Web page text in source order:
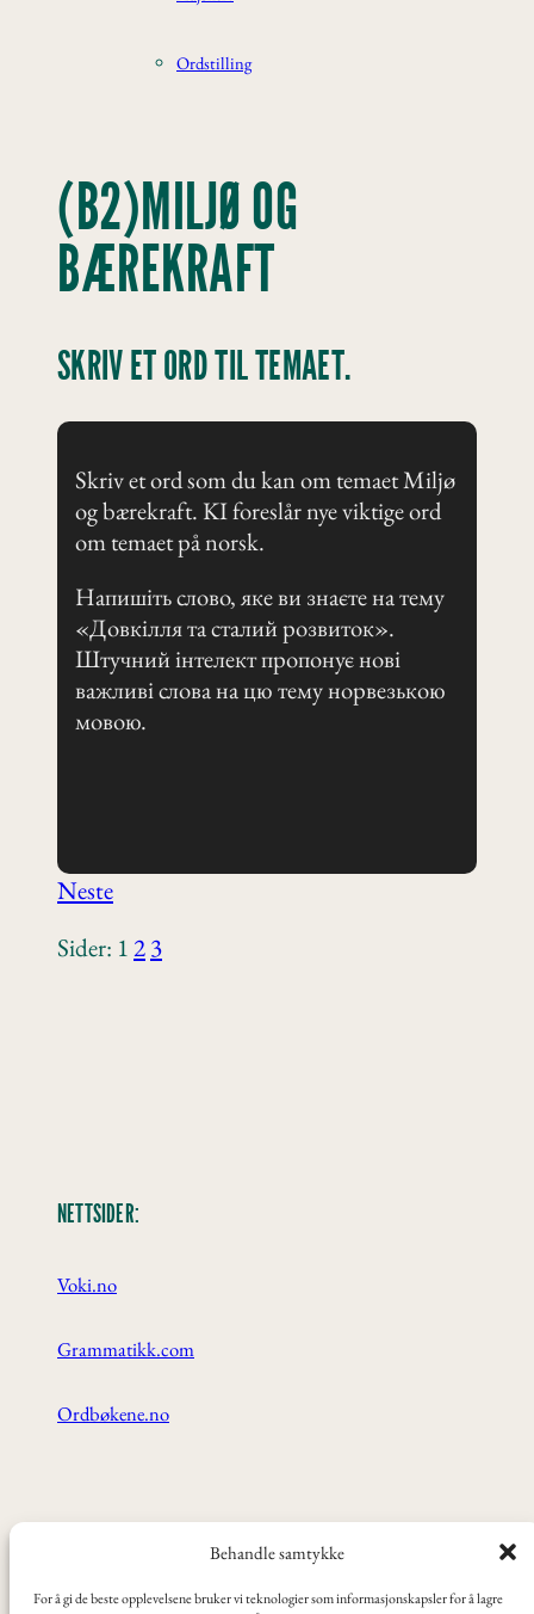
Behandle samtykke
For å gi de beste opplevelsene bruker vi teknologier som informasjonskapsler for å lagre
Ordstilling
(B2)MILJØ OG
BÆREKRAFT
SKRIV ET ORD TIL TEMAET.
Skriv et ord som du kan om temaet Miljø
og bærekraft. KI foreslår nye viktige ord
om temaet på norsk.
Напишіть слово, яке ви знаєте на тему
«Довкілля та сталий розвиток».
Штучний інтелект пропонує нові
важливі слова на цю тему норвезькою
мовою.
Neste
Sider: 123
NETTSIDER:
Voki.no
Grammatikk.com
Ordbøkene.no
Videoer, tv-serier og filmer